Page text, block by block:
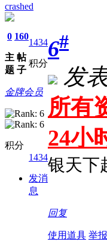
crashed
0
主
题
160
帖
子
1434
积分
金牌会员
积分
1434
发消
息
6#
发
所有
24小
银天下
回复
使用道具 举报